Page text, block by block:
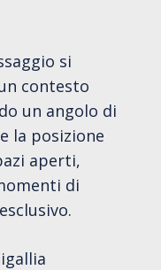
si
contesto
un angolo di
la posizione
aperti,
di